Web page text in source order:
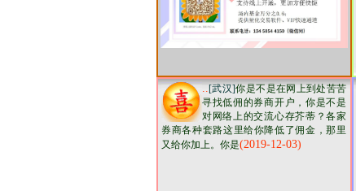
..[武汉]你是不是在网上到处苦苦
寻找低佣的券商开户，你是不是
对网络上的交流心存芥蒂？各家
券商各种套路这里给你降低了佣金，那里
又给你加上。你是(2019-12-03)